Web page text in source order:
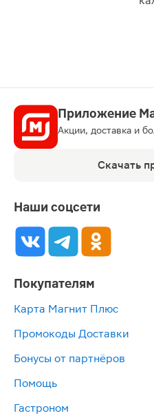
Приложение
Акции, доставка и
Скачать
Наши соцсети
Покупателям
Карта Магнит Плюс
Промокоды Доставки
Бонусы от партнёров
Помощь
Гастроном